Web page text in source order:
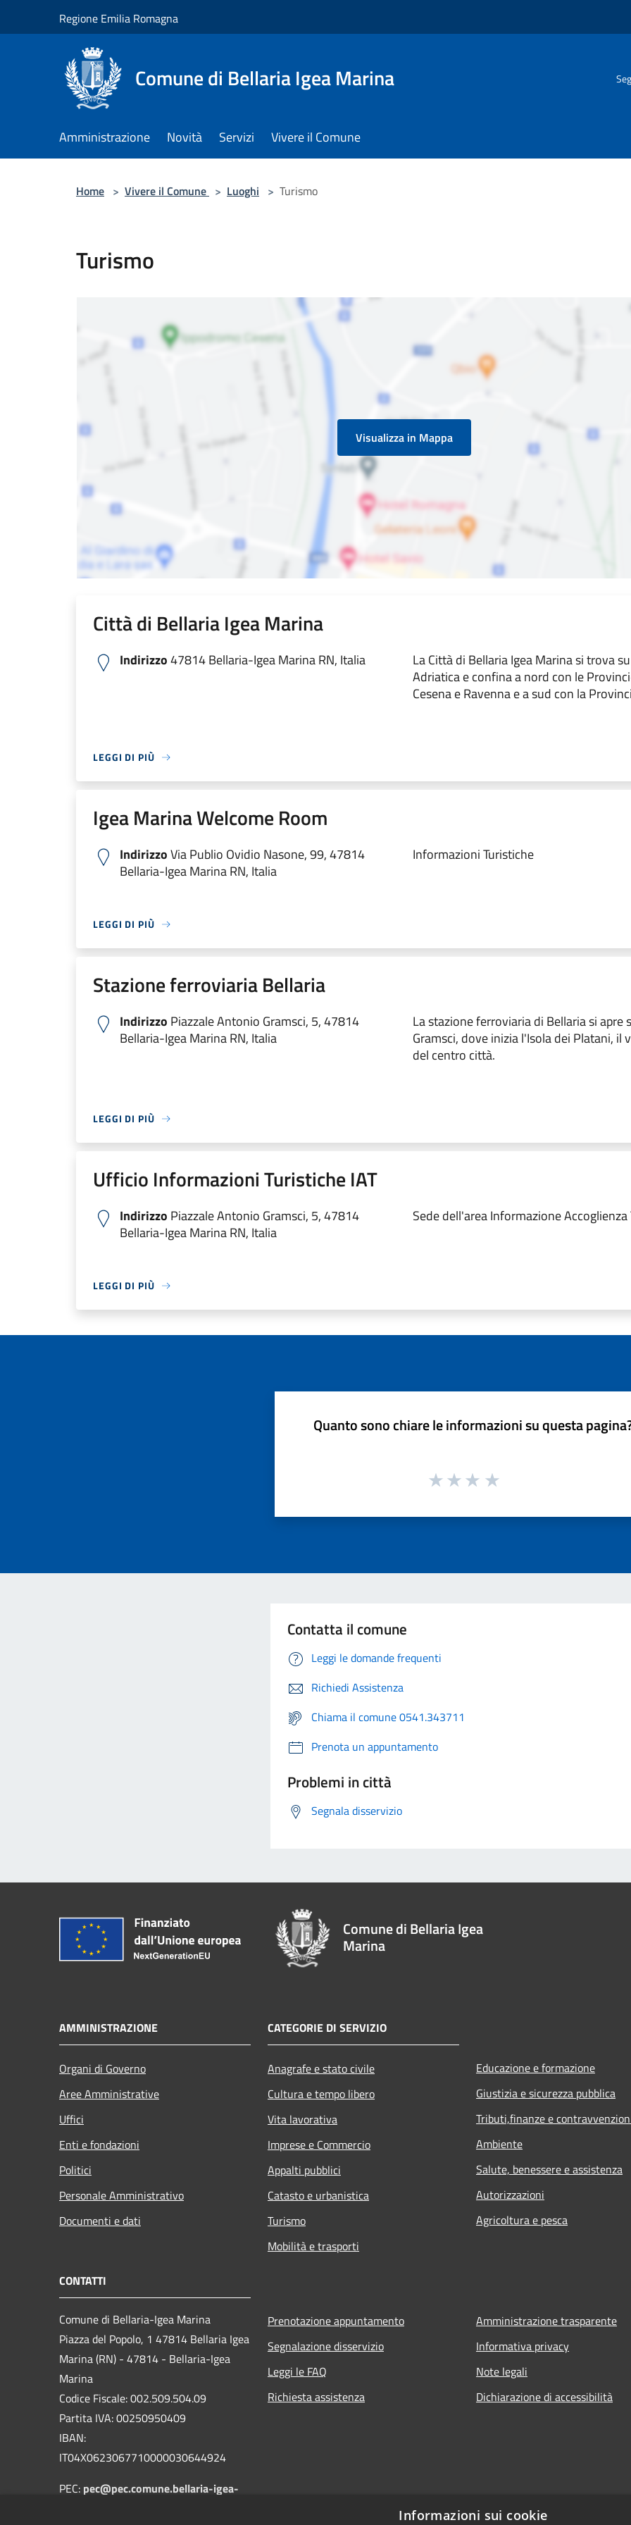
Regione Emilia Romagna
Comune di Bellaria Igea Marina
Amministrazione Novità Servizi Vivere il Comune
Home > Vivere il Comune > Luoghi > Turismo
Turismo
Visualizza in Mappa
Città di Bellaria Igea Marina
Indirizzo47814 Bellaria-Igea Marina RN, Italia
La Città di Bellaria Igea Marina si trova
Adriatica e confina a nord con le
Cesena e Ravenna e a sud con la
LEGGI DI PIÙ
Igea Marina Welcome Room
IndirizzoVia Publio Ovidio Nasone, 99, 47814
Bellaria-Igea Marina RN, Italia
Informazioni Turistiche
LEGGI DI PIÙ
Stazione ferroviaria Bellaria
Indirizzo Piazzale Antonio Gramsci, 5, 47814
Bellaria-Igea Marina RN, Italia
La stazione ferroviaria di Bellaria si apre
Gramsci, dove inizia l'Isola dei Platani, il
del centro città.
LEGGI DI PIÙ
Ufficio Informazioni Turistiche IAT
Indirizzo Piazzale Antonio Gramsci, 5, 47814
Bellaria-Igea Marina RN, Italia
Sede dell'area Informazione Accoglienza
LEGGI DI PIÙ
Quanto sono chiare le informazioni su questa
Contatta il comune
Leggi le domande frequenti
Richiedi Assistenza
Chiama il comune 0541.343711
Prenota un appuntamento
Problemi in città
Segnala disservizio
Comune di Bellaria Igea
Marina
AMMINISTRAZIONE
Organi di Governo
Aree Amministrative
Uffici
Enti e fondazioni
Politici
Personale Amministrativo
Documenti e dati
CATEGORIE DI SERVIZIO
Anagrafe e stato civile
Cultura e tempo libero
Vita lavorativa
Imprese e Commercio
Appalti pubblici
Catasto e urbanistica
Turismo
Mobilità e trasporti
Educazione e formazione
Giustizia e sicurezza pubblica
Tributi,finanze e
Ambiente
Salute, benessere e assistenza
Autorizzazioni
Agricoltura e pesca
CONTATTI
Comune di Bellaria-Igea Marina
Piazza del Popolo, 1 47814 Bellaria Igea
Marina (RN) - 47814 - Bellaria-Igea
Marina
Codice Fiscale: 002.509.504.09
Partita IVA: 00250950409
IBAN:
IT04X0623067710000030644924
PEC: pec@pec.comune.bellaria-igea-
Prenotazione appuntamento
Segnalazione disservizio
Leggi le FAQ
Richiesta assistenza
Amministrazione trasparente
Informativa privacy
Note legali
Dichiarazione di accessibilità
Informazioni sui cookie